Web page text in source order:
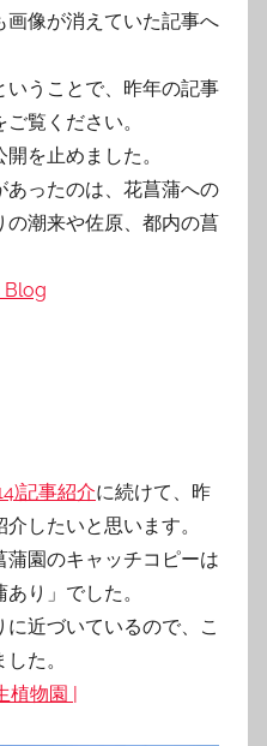
像が消えていた記事へ
うことで、昨年の記事
ご覧ください。
を止めました。
ったのは、花菖蒲への
潮来や佐原、都内の菖
Blog
記事紹介に続けて、昨
介したいと思います。
園のキャッチコピーは
り」でした。
近づいているので、こ
た。
植物園 |